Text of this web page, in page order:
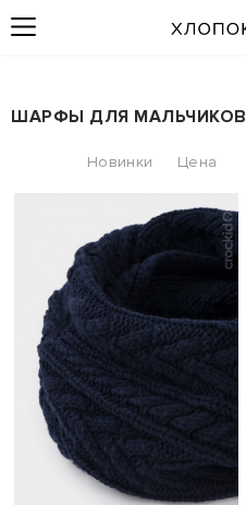
ШАРФЫ ДЛЯ МАЛЬЧИКОВ